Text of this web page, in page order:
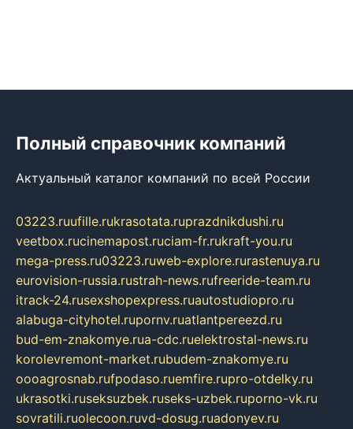
Полный справочник компаний
Актуальный каталог компаний по всей России
03223.ruufille.rukrasotata.ruprazdnikdushi.ru
veetbox.rucinemapost.ruciam-fr.rukraft-you.ru
mega-press.ru03223.ruweb-explore.rurastenuya.ru
eurovision-russia.rustrah-news.rufreeride-team.ru
itrack-24.rusexshopexpress.ruautostudiopro.ru
alabuga-cityhotel.rupornv.ruatlantpereezd.ru
bud-em-znakomye.rua-cdc.ruelektrostal-news.ru
korolevremont-market.rubudem-znakomye.ru
oooagrosnab.rufpodaso.ruemfire.rupro-otdelky.ru
ukrasotki.ruseksuzbek.ruseks-uzbek.ruporno-vk.ru
sovratili.ruolecoon.ruvd-dosug.ruadonyev.ru